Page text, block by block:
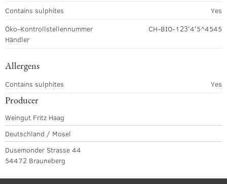
Contains sulphites
Yes
Öko-Kontrollstellennummer
Händler
CH-BIO-123'4'5^4545
Allergens
Contains sulphites Yes
Producer
Weingut Fritz Haag
Deutschland / Mosel
Dusemonder Strasse 44
54472 Brauneberg